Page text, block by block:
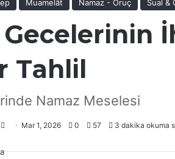
Muamelât Namaz - Oruç Sual &
Tahlil
Namaz Meselesi
posta
Mar 1, 2026 0 57 3 dakika okuma